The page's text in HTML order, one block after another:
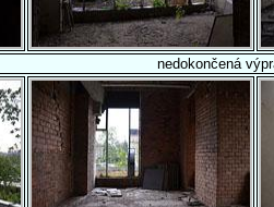
nedokončená